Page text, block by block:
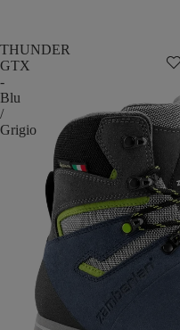
THUNDER
GTX
-
Blu
/
Grigio